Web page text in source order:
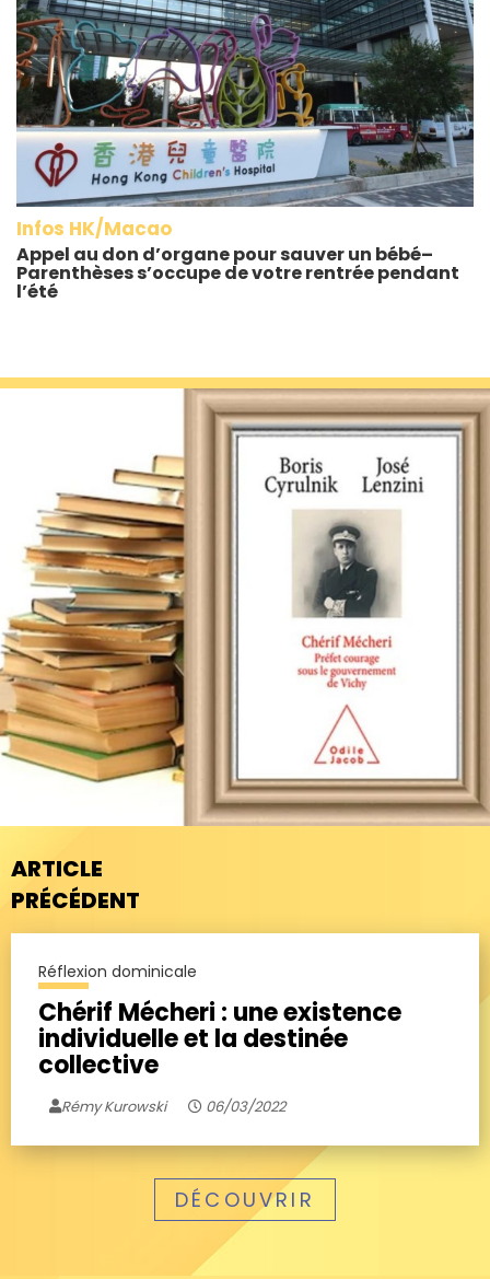
Infos HK/Macao
Appel au don d’organe pour sauver un bébé–
Parenthèses s’occupe de votre rentrée pendant
l’été
ARTICLE
PRÉCÉDENT
Réflexion dominicale
Chérif Mécheri : une existence
individuelle et la destinée
collective
Rémy Kurowski 06/03/2022
DÉCOUVRIR